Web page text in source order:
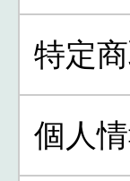
特定
個人